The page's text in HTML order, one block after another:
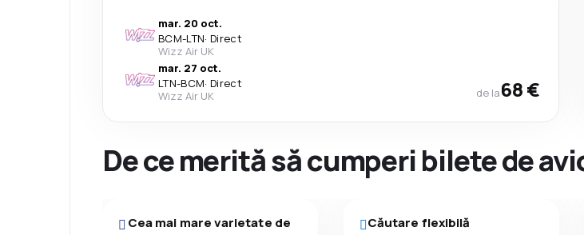
mar. 20 oct.
BCM-LTN· Direct
Wizz Air UK
mar. 27 oct.
LTN-BCM· Direct
Wizz Air UK
de la68 €
De ce merită să cumperi bilete de
Cea mai mare varietate de
Căutare flexibilă